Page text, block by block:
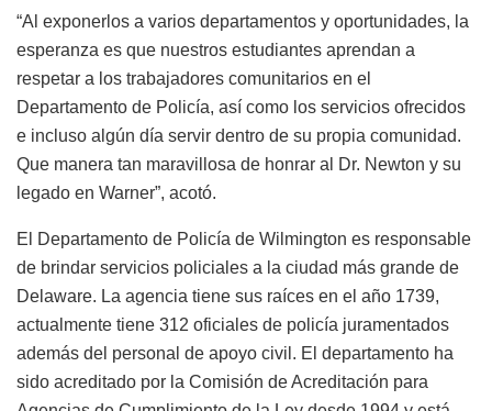
“Al exponerlos a varios departamentos y oportunidades, la
esperanza es que nuestros estudiantes aprendan a
respetar a los trabajadores comunitarios en el
Departamento de Policía, así como los servicios ofrecidos
e incluso algún día servir dentro de su propia comunidad.
Que manera tan maravillosa de honrar al Dr. Newton y su
legado en Warner”, acotó.
El Departamento de Policía de Wilmington es responsable
de brindar servicios policiales a la ciudad más grande de
Delaware. La agencia tiene sus raíces en el año 1739,
actualmente tiene 312 oficiales de policía juramentados
además del personal de apoyo civil. El departamento ha
sido acreditado por la Comisión de Acreditación para